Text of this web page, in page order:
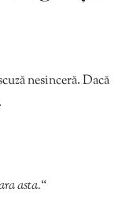
nesinceră. Dacă
asta.“